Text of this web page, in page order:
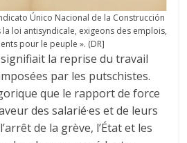
Único Nacional de la Construcción
la loi antisyndicale, exigeons des emplois,
pour le peuple ». (DR]
la reprise du travail
par les putschistes.
que le rapport de force
des salarié·es et de leurs
de la grève, l’État et les